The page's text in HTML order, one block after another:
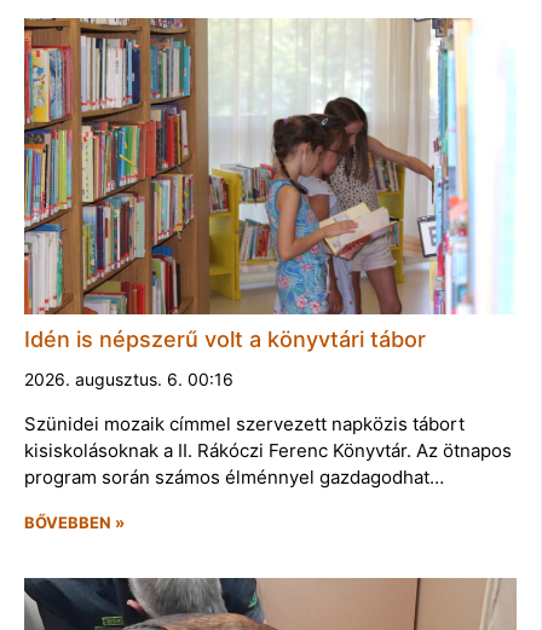
Idén is népszerű volt a könyvtári tábor
2026. augusztus. 6. 00:16
Szünidei mozaik címmel szervezett napközis tábort
kisiskolásoknak a II. Rákóczi Ferenc Könyvtár. Az ötnapos
program során számos élménnyel gazdagodhat…
BŐVEBBEN »